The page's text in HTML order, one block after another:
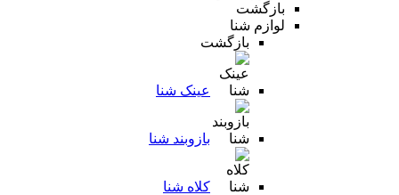
بازگشت
لوازم شنا
بازگشت
عینک شنا
بازوبند شنا
کلاه شنا